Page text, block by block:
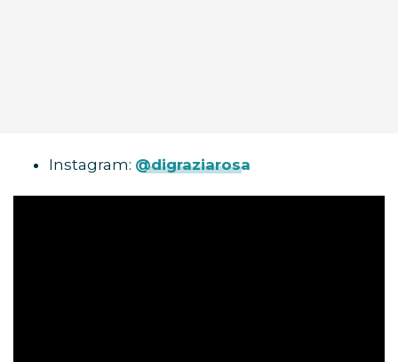
Instagram: @digraziarosa